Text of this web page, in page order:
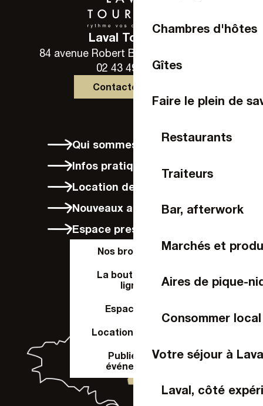
Chambres d'hôtes
Gîtes
Faire le plein de
Restaurants
Traiteurs
Bar, afterwork
Marchés et
Aires de pique-
Consommer local
Votre séjour à
Laval, côté
Laval Tourisme
84 avenue Robert Buron - 53000 Laval
02 43 49 46 46
Contactez-nous
Qui sommes-nous ?
Infos pratiques
Location de vélos à Laval
Nouveaux arrivants
Espace presse
Nos brochures
La boutique en
ligne
Espace Pro
Location de salle
Publier un
événement